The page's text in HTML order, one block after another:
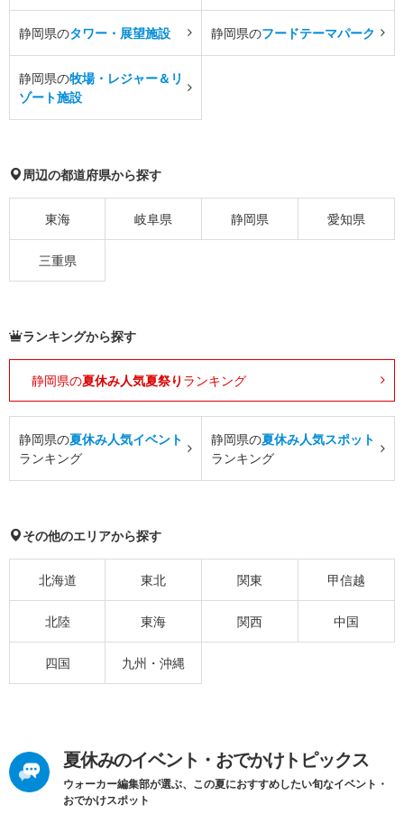
静岡県のタワー・展望施設 静岡県のフードテーマパーク
静岡県の牧場・レジャー＆リ
ゾート施設
周辺の都道府県から探す
東海 岐阜県 静岡県 愛知県
三重県
ランキングから探す
静岡県の夏休み人気夏祭り ランキング
静岡県の夏休み人気イベント
ランキング
静岡県の夏休み人気スポット
ランキング
その他のエリアから探す
北海道 東北 関東 甲信越
北陸 東海 関西 中国
四国 九州・沖縄
夏休みのイベント・おでかけトピックス
ウォーカー編集部が選ぶ、この夏におすすめしたい旬なイベント・
おでかけスポット